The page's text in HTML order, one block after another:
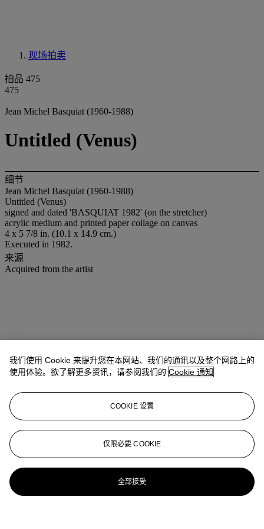
现场拍卖
拍品 475
475
Jean Michel Basquiat (1960-1988)
Untitled (Venus)
细节
Jean Michel Basquiat (1960-1988)
Untitled (Venus)
signed and dated 'BASQUIAT 1982' (on the stretcher)
acrylic medium and printed paper collage on canvas
4 x 5 7/8 in. (10.1 x 14.9 cm.)
Executed in 1982.
来源
Acquired from the artist
我们使用 Cookie 来提升您在本网站、我们的通讯以及整个网路上的
使用体验。欲了解更多资讯，请参阅我们的 Cookie 通知
COOKIE 设置
仅限必要 COOKIE
全部接受